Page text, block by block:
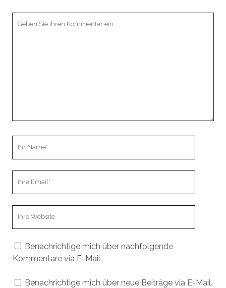
Benachrichtige mich über nachfolgende
Kommentare via E-Mail.
Benachrichtige mich über neue Beiträge via E-Mail.